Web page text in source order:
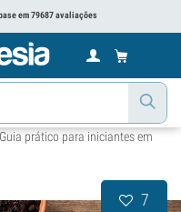
em 79687 avaliações
prático para iniciantes em
7